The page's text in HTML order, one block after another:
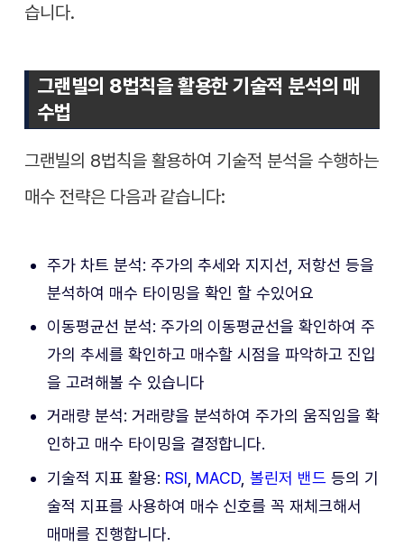
습니다.
그랜빌의 8법칙을 활용한 기술적 분석의 매
수법
그랜빌의 8법칙을 활용하여 기술적 분석을 수행하는
매수 전략은 다음과 같습니다:
주가 차트 분석: 주가의 추세와 지지선, 저항선 등을
분석하여 매수 타이밍을 확인 할 수있어요
이동평균선 분석: 주가의 이동평균선을 확인하여 주
가의 추세를 확인하고 매수할 시점을 파악하고 진입
을 고려해볼 수 있습니다
거래량 분석: 거래량을 분석하여 주가의 움직임을 확
인하고 매수 타이밍을 결정합니다.
기술적 지표 활용: RSI MACD ,볼린저 밴드 등의 기
술적 지표를 사용하여 매수 신호를 꼭 재체크해서
매매를 진행합니다.